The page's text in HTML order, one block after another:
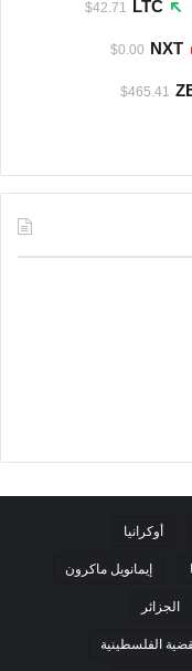
LTC
$42.71
NXT
$0.00
$465.41
أوكرانيا
إيمانويل ماكرون
الجزائر
الفلسطينية